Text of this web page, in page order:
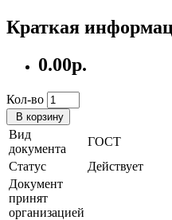
Краткая
0.00р.
Кол-во
В корзину
Вид
документа
ГОСТ
Статус
Действует
Документ
принят
организацией